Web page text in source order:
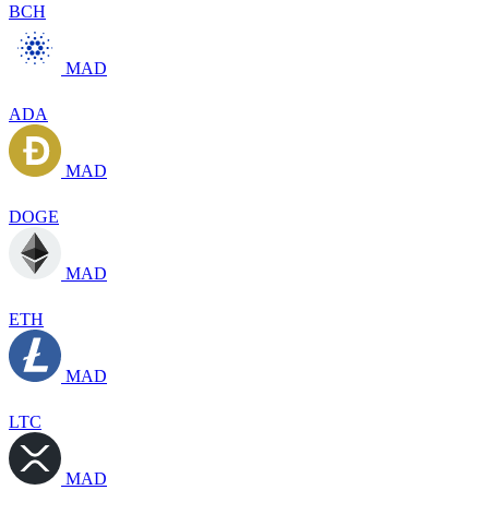
BCH
MAD
ADA
MAD
DOGE
MAD
ETH
MAD
LTC
MAD